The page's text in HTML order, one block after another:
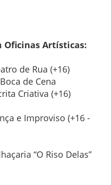
Artísticas:
de Rua (+16)
de Cena
Criativa (+16)
e Improviso (+16 -
“O Riso Delas”